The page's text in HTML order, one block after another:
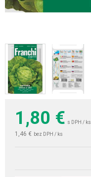
1,80 € s DPH / ks
1,46 € bez DPH / ks